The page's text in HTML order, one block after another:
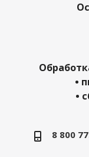
•
•
8 800